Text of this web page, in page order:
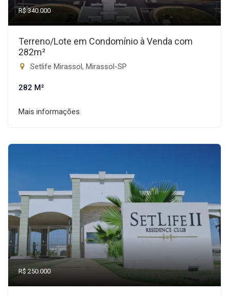
R$ 340.000
Terreno/Lote em Condomínio à Venda com
282m²
Setlife Mirassol, Mirassol-SP
282 M²
Mais informações
R$ 250.000